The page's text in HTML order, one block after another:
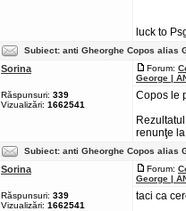
luck to
Subiect: anti Gheorghe Copos alias
Sorina
Răspunsuri: 339
Vizualizări: 1662541
Forum:
George |
Copos le
renunţe
Subiect: anti Gheorghe Copos alias
Sorina
Răspunsuri: 339
Vizualizări: 1662541
Forum:
George |
taci ca